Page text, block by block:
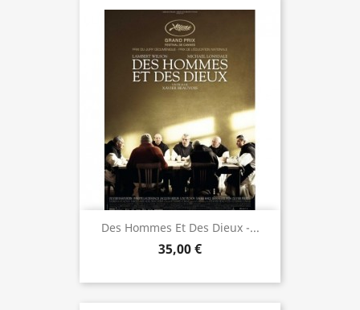
Des Hommes Et Des Dieux -...
35,00 €